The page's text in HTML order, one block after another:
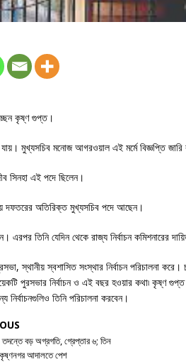
কৃষ্ণ গুপ্ত।
মুখ্যসচিব মনোজ আগরওয়াল এই মর্মে বিজ্ঞপ্তি জারি
সিনহা এই পদে ছিলেন।
দফতরের অতিরিক্ত মুখ্যসচিব পদে আছেন।
তিনি যেদিন থেকে রাজ্য নির্বাচন কমিশনারের
স্থানীয় স্বশাসিত সংস্থার নির্বাচন পরিচালনা
পুরসভার নির্বাচন ও এই বছর হওয়ার কথা৷ কৃষ্ণ গুপ্ত
নির্বাচনগুলিও তিনি পরিচালনা করবেন।
তদন্তে বড় অগ্রগতি, গ্রেপ্তার ৬; তিন
আদালতে পেশ